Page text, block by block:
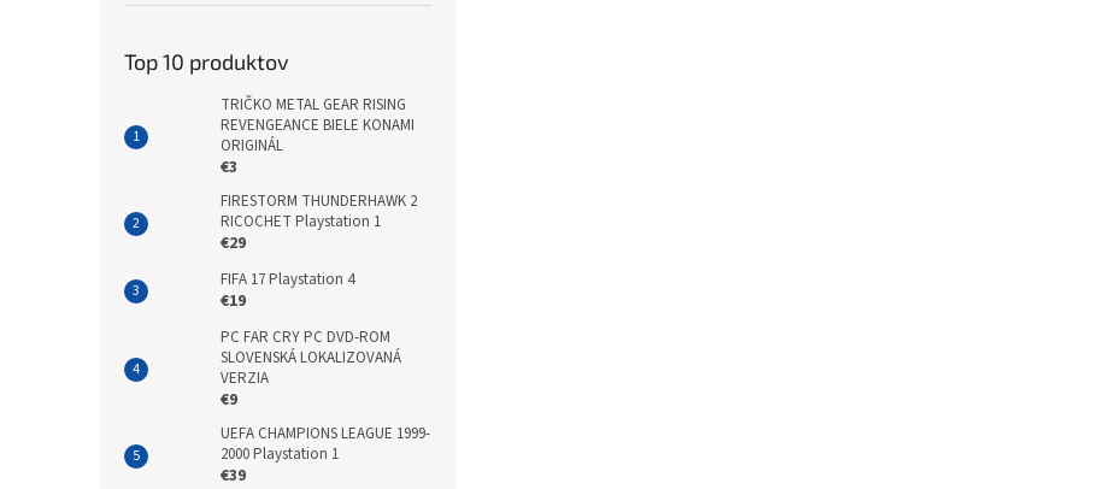
Top 10 produktov
TRIČKO METAL GEAR RISING
REVENGEANCE BIELE KONAMI
ORIGINÁL
€3
FIRESTORM THUNDERHAWK 2
RICOCHET Playstation 1
€29
FIFA 17 Playstation 4
€19
PC FAR CRY PC DVD-ROM
SLOVENSKÁ LOKALIZOVANÁ
VERZIA
€9
UEFA CHAMPIONS LEAGUE 1999-
2000 Playstation 1
€39